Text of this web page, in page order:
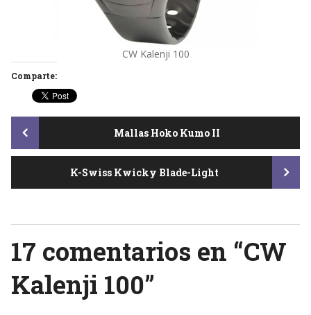
CW Kalenji 100
Comparte:
Post
navigation
Mallas Hoko Kumo II
K-Swiss Kwicky Blade-Light
17 comentarios en “CW
Kalenji 100”